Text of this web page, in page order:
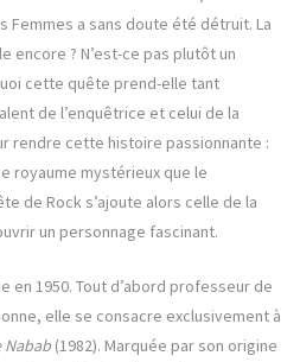
Femmes a sans doute été détruit. La
encore ? N’est-ce pas plutôt un
cette quête prend-elle tant
de l’enquêtrice et celui de la
rendre cette histoire passionnante :
royaume mystérieux que le
de Rock s’ajoute alors celle de la
un personnage fascinant.
en 1950. Tout d’abord professeur de
elle se consacre exclusivement à
Nabab (1982). Marquée par son origine